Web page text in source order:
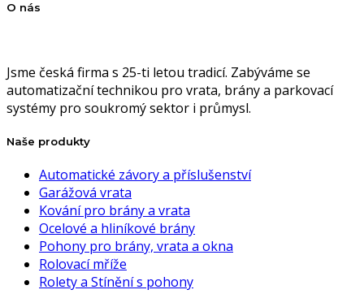
O nás
Jsme česká firma s 25-ti letou tradicí. Zabýváme se
automatizační technikou pro vrata, brány a parkovací
systémy pro soukromý sektor i průmysl.
Naše produkty
Automatické závory a příslušenství
Garážová vrata
Kování pro brány a vrata
Ocelové a hliníkové brány
Pohony pro brány, vrata a okna
Rolovací mříže
Rolety a Stínění s pohony